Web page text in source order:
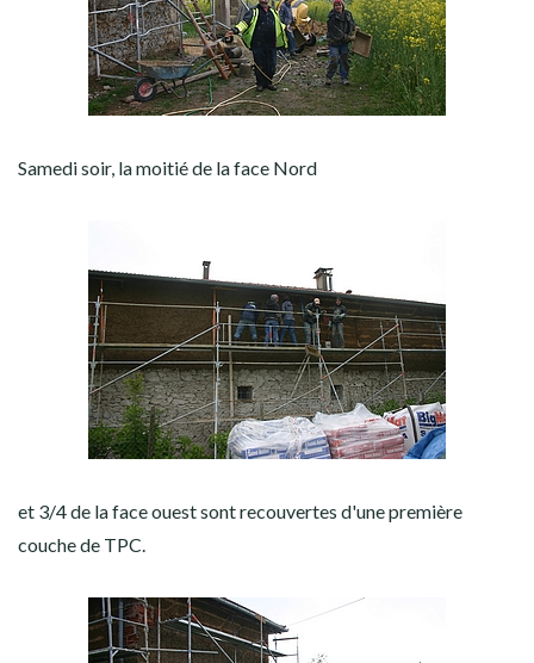
Samedi soir, la moitié de la face Nord
et 3/4 de la face ouest sont recouvertes d'une première
couche de TPC.